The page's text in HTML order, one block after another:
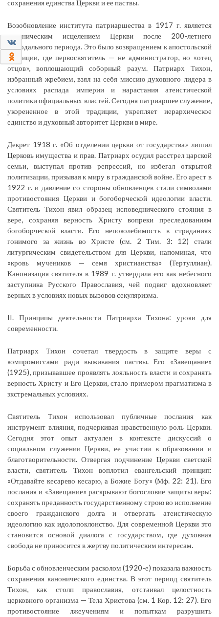
0
0
сохранения единства Церкви и ее паствы.
Возобновление института патриаршества в 1917 г. является
каноническим исцелением Церкви после 200-летнего
Синодального периода. Это было возвращением к апостольской
традиции, где первосвятитель — не администратор, но «отец
отцов», воплощающий соборный разум. Патриарх Тихон,
избранный жребием, взял на себя миссию духовного лидера в
условиях распада империи и нарастания атеистической
политики официальных властей. Сегодня патриаршее служение,
укорененное в этой традиции, укрепляет иерархическое
единство и духовный авторитет Церкви в мире.
Декрет 1918 г. «Об отделении церкви от государства» лишил
Церковь имущества и прав. Патриарх осудил расстрел царской
семьи, выступал против репрессий, но избегал открытой
политизации, призывая к миру в гражданской войне. Его арест в
1922 г. и давление со стороны обновленцев стали символами
противостояния Церкви и богоборческой идеологии власти.
Святитель Тихон явил образец исповеднического стояния в
вере, сохраняя верность Христу вопреки преследованиям
богоборческой власти. Его непоколебимость в страданиях
гонимого за жизнь во Христе (см. 2 Тим. 3: 12) стали
литургическим свидетельством для Церкви, напоминая, что
«кровь мучеников — семя христианства» (Тертуллиан).
Канонизация святителя в 1989 г. утвердила его как небесного
заступника Русского Православия, чей подвиг вдохновляет
верных в условиях новых вызовов секуляризма.
II. Принципы деятельности Патриарха Тихона: уроки для
современности.
Патриарх Тихон сочетал твердость в защите веры с
компромиссами ради выживания паствы. Его «Завещание»
(1925), призывавшее проявлять лояльность власти и сохранять
верность Христу и Его Церкви, стало примером прагматизма в
экстремальных условиях.
Святитель Тихон использовал публичные послания как
инструмент влияния, подчеркивая нравственную роль Церкви.
Сегодня этот опыт актуален в контексте дискуссий о
социальном служении Церкви, ее участии в образовании и
благотворительности. Отвергая подчинение Церкви светской
власти, святитель Тихон воплотил евангельский принцип:
«Отдавайте кесарево кесарю, а Божие Богу» (Мф. 22: 21). Его
послания и «Завещание» раскрывают богословие защиты веры:
сохранять преданность государственному строю во исполнение
своего гражданского долга и отвергать атеистическую
идеологию как идолопоклонство. Для современной Церкви это
становится основой диалога с государством, где духовная
свобода не приносится в жертву политическим интересам.
Борьба с обновленческим расколом (1920-е) показала важность
сохранения канонического единства. В этот период святитель
Тихон, как столп православия, отстаивал целостность
церковного организма — Тела Христова (см. 1 Кор. 12: 27). Его
противостояние лжеучениям и попыткам разрушить